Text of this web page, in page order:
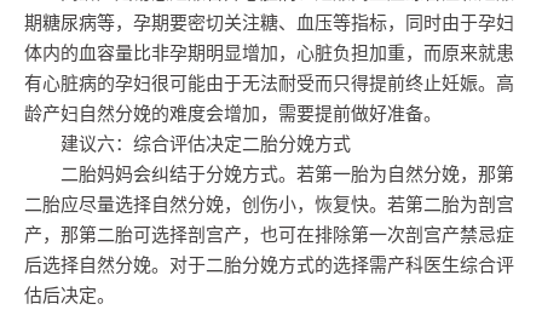
期糖尿病等，孕期要密切关注糖、血压等指标，同时由于孕妇
体内的血容量比非孕期明显增加，心脏负担加重，而原来就患
有心脏病的孕妇很可能由于无法耐受而只得提前终止妊娠。高
龄产妇自然分娩的难度会增加，需要提前做好准备。
建议六：综合评估决定二胎分娩方式
二胎妈妈会纠结于分娩方式。若第一胎为自然分娩，那第
二胎应尽量选择自然分娩，创伤小，恢复快。若第二胎为剖宫
产，那第二胎可选择剖宫产，也可在排除第一次剖宫产禁忌症
后选择自然分娩。对于二胎分娩方式的选择需产科医生综合评
估后决定。